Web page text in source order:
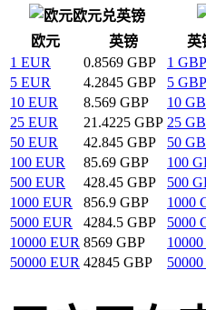
欧元兑英镑
欧元
英镑 英
1 EUR
0.8569 GBP 1 GBP
5 EUR
4.2845 GBP 5 GBP
10 EUR
8.569 GBP 10
25 EUR
21.4225 GBP 25
50 EUR
42.845 GBP 50
100 EUR
85.69 GBP 100
500 EUR
428.45 GBP 500
1000 EUR
856.9 GBP 1000
5000 EUR
4284.5 GBP 5000
10000 EUR 8569 GBP
50000 EUR 42845 GBP